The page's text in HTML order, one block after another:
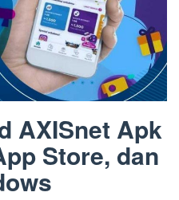
AXISnet Apk
Store, dan